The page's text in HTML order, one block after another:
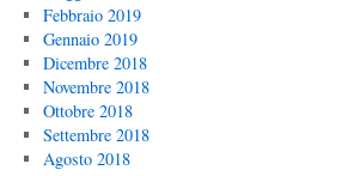
Febbraio 2019
Gennaio 2019
Dicembre 2018
Novembre 2018
Ottobre 2018
Settembre 2018
Agosto 2018